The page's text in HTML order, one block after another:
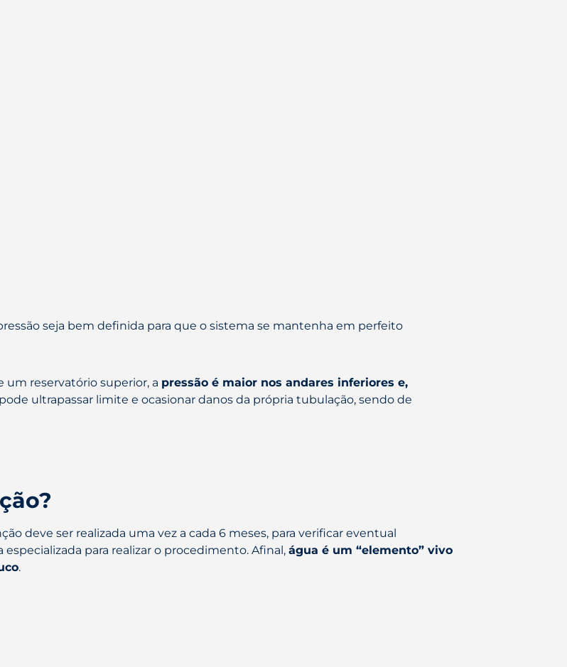
seja bem definida para que o sistema se mantenha em perfeito
um reservatório superior, a pressão é maior nos andares inferiores e,
ultrapassar limite e ocasionar danos da própria tubulação, sendo de
deve ser realizada uma vez a cada 6 meses, para verificar eventual
para realizar o procedimento. Afinal, água é um “elemento” vivo
.